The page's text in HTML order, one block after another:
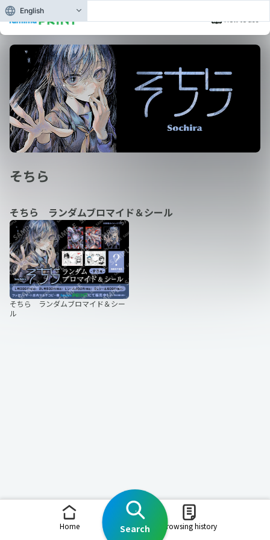
How to use
Home Search Browsing history
そちら
そちら ランダムブロマイド＆シール
そちら ランダムブロマイド＆シー
ル
English